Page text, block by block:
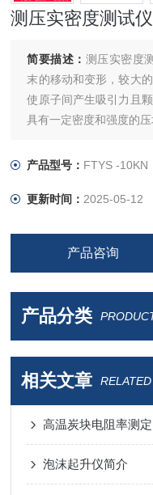
测压实密度测试仪
简要描述： 测压实密度
末的移动和变形，较大
使原子间产生吸引力且
具有一定密度和强度的压
产品型号： FTYS -10KN
更新时间： 2025-05-12
产品咨询
产品分类
相关文章
高温炭块电阻率测
泡沫起升仪简介